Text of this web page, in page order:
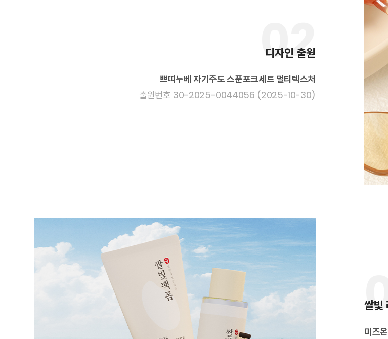
02
디자인 출원
쁘띠누베 자기주도 스푼포크세트 멀티텍스처
출원번호 30-2025-0044056 (2025-10-30)
쌀빛
미즈